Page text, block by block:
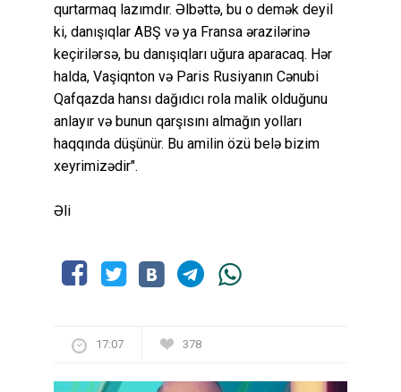
qurtarmaq lazımdır. Əlbəttə, bu o demək deyil
ki, danışıqlar ABŞ və ya Fransa ərazilərinə
keçirilərsə, bu danışıqları uğura aparacaq. Hər
halda, Vaşiqnton və Paris Rusiyanın Cənubi
Qafqazda hansı dağıdıcı rola malik olduğunu
anlayır və bunun qarşısını almağın yolları
haqqında düşünür. Bu amilin özü belə bizim
xeyrimizədir".
Əli
17:07 378